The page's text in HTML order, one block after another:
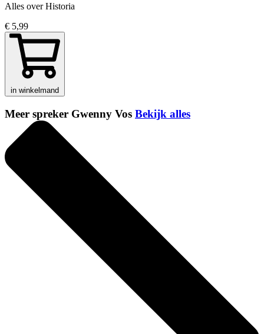
Alles over Historia
€ 5,99
in winkelmand
Meer spreker Gwenny Vos Bekijk alles